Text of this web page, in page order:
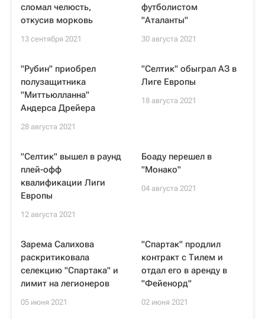
сломал челюсть,
откусив морковь
13 сентября 2021
футболистом
"Аталанты"
30 августа 2021
"Рубин" приобрел
полузащитника
"Миттьюлланна"
Андерса Дрейера
28 августа 2021
"Селтик" обыграл АЗ в
Лиге Европы
18 августа 2021
"Селтик" вышел в раунд
плей-офф
квалификации Лиги
Европы
12 августа 2021
Боаду перешел в
"Монако"
04 августа 2021
Зарема Салихова
раскритиковала
селекцию "Спартака" и
лимит на легионеров
05 июня 2021
"Спартак" продлил
контракт с Тилем и
отдал его в аренду в
"Фейенорд"
02 июня 2021